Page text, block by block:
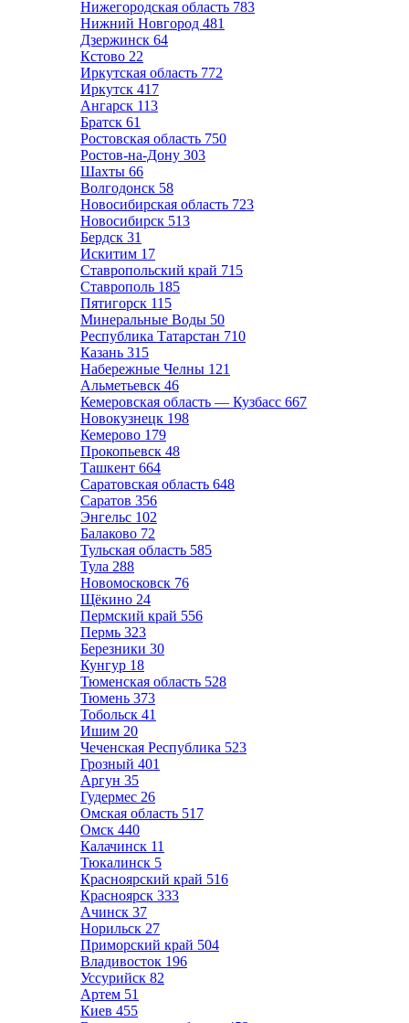
Нижегородская область 783
Нижний Новгород 481
Дзержинск 64
Кстово 22
Иркутская область 772
Иркутск 417
Ангарск 113
Братск 61
Ростовская область 750
Ростов-на-Дону 303
Шахты 66
Волгодонск 58
Новосибирская область 723
Новосибирск 513
Бердск 31
Искитим 17
Ставропольский край 715
Ставрополь 185
Пятигорск 115
Минеральные Воды 50
Республика Татарстан 710
Казань 315
Набережные Челны 121
Альметьевск 46
Кемеровская область — Кузбасс 667
Новокузнецк 198
Кемерово 179
Прокопьевск 48
Ташкент 664
Саратовская область 648
Саратов 356
Энгельс 102
Балаково 72
Тульская область 585
Тула 288
Новомосковск 76
Щёкино 24
Пермский край 556
Пермь 323
Березники 30
Кунгур 18
Тюменская область 528
Тюмень 373
Тобольск 41
Ишим 20
Чеченская Республика 523
Грозный 401
Аргун 35
Гудермес 26
Омская область 517
Омск 440
Калачинск 11
Тюкалинск 5
Красноярский край 516
Красноярск 333
Ачинск 37
Норильск 27
Приморский край 504
Владивосток 196
Уссурийск 82
Артем 51
Киев 455